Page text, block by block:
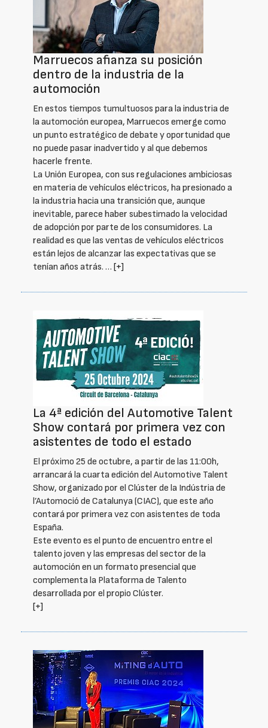
Marruecos afianza su posición
dentro de la industria de la
automoción
En estos tiempos tumultuosos para la industria de
la automoción europea, Marruecos emerge como
un punto estratégico de debate y oportunidad que
no puede pasar inadvertido y al que debemos
hacerle frente.
La Unión Europea, con sus regulaciones ambiciosas
en materia de vehículos eléctricos, ha presionado a
la industria hacia una transición que, aunque
inevitable, parece haber subestimado la velocidad
de adopción por parte de los consumidores. La
realidad es que las ventas de vehículos eléctricos
están lejos de alcanzar las expectativas que se
tenían años atrás. … [+]
La 4ª edición del Automotive Talent
Show contará por primera vez con
asistentes de todo el estado
El próximo 25 de octubre, a partir de las 11:00h,
arrancará la cuarta edición del Automotive Talent
Show, organizado por el Clúster de la Indústria de
l’Automoció de Catalunya (CIAC), que este año
contará por primera vez con asistentes de toda
España.
Este evento es el punto de encuentro entre el
talento joven y las empresas del sector de la
automoción en un formato presencial que
complementa la Plataforma de Talento
desarrollada por el propio Clúster.
[+]